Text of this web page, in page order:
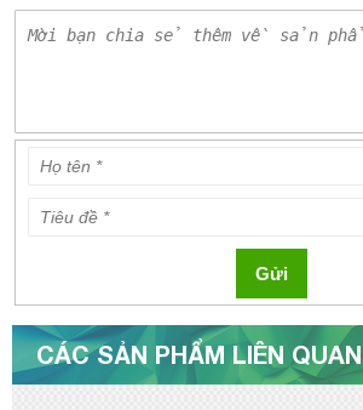
Gửi
CÁC SẢN PHẨM LIÊN QUAN